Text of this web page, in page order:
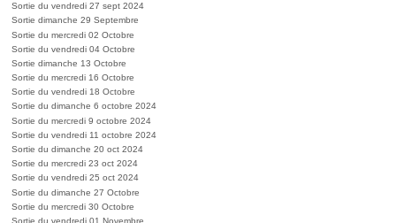
Sortie du vendredi 27 sept 2024
Sortie dimanche 29 Septembre
Sortie du mercredi 02 Octobre
Sortie du vendredi 04 Octobre
Sortie dimanche 13 Octobre
Sortie du mercredi 16 Octobre
Sortie du vendredi 18 Octobre
Sortie du dimanche 6 octobre 2024
Sortie du mercredi 9 octobre 2024
Sortie du vendredi 11 octobre 2024
Sortie du dimanche 20 oct 2024
Sortie du mercredi 23 oct 2024
Sortie du vendredi 25 oct 2024
Sortie du dimanche 27 Octobre
Sortie du mercredi 30 Octobre
Sortie du vendredi 01 Novembre